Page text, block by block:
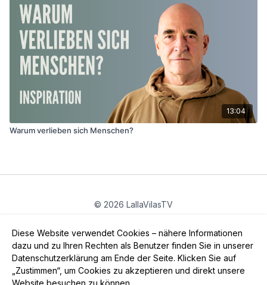
Diese Website verwendet Cookies – nähere Informationen
dazu und zu Ihren Rechten als Benutzer finden Sie in unserer
Datenschutzerklärung am Ende der Seite. Klicken Sie auf
„Zustimmen“, um Cookies zu akzeptieren und direkt unsere
Website besuchen zu können.
13:04
Warum verlieben sich Menschen?
© 2026 LallaVilasTV
App holen ->